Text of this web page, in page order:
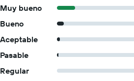
Muy bueno
Bueno
Aceptable
Pasable
Regular